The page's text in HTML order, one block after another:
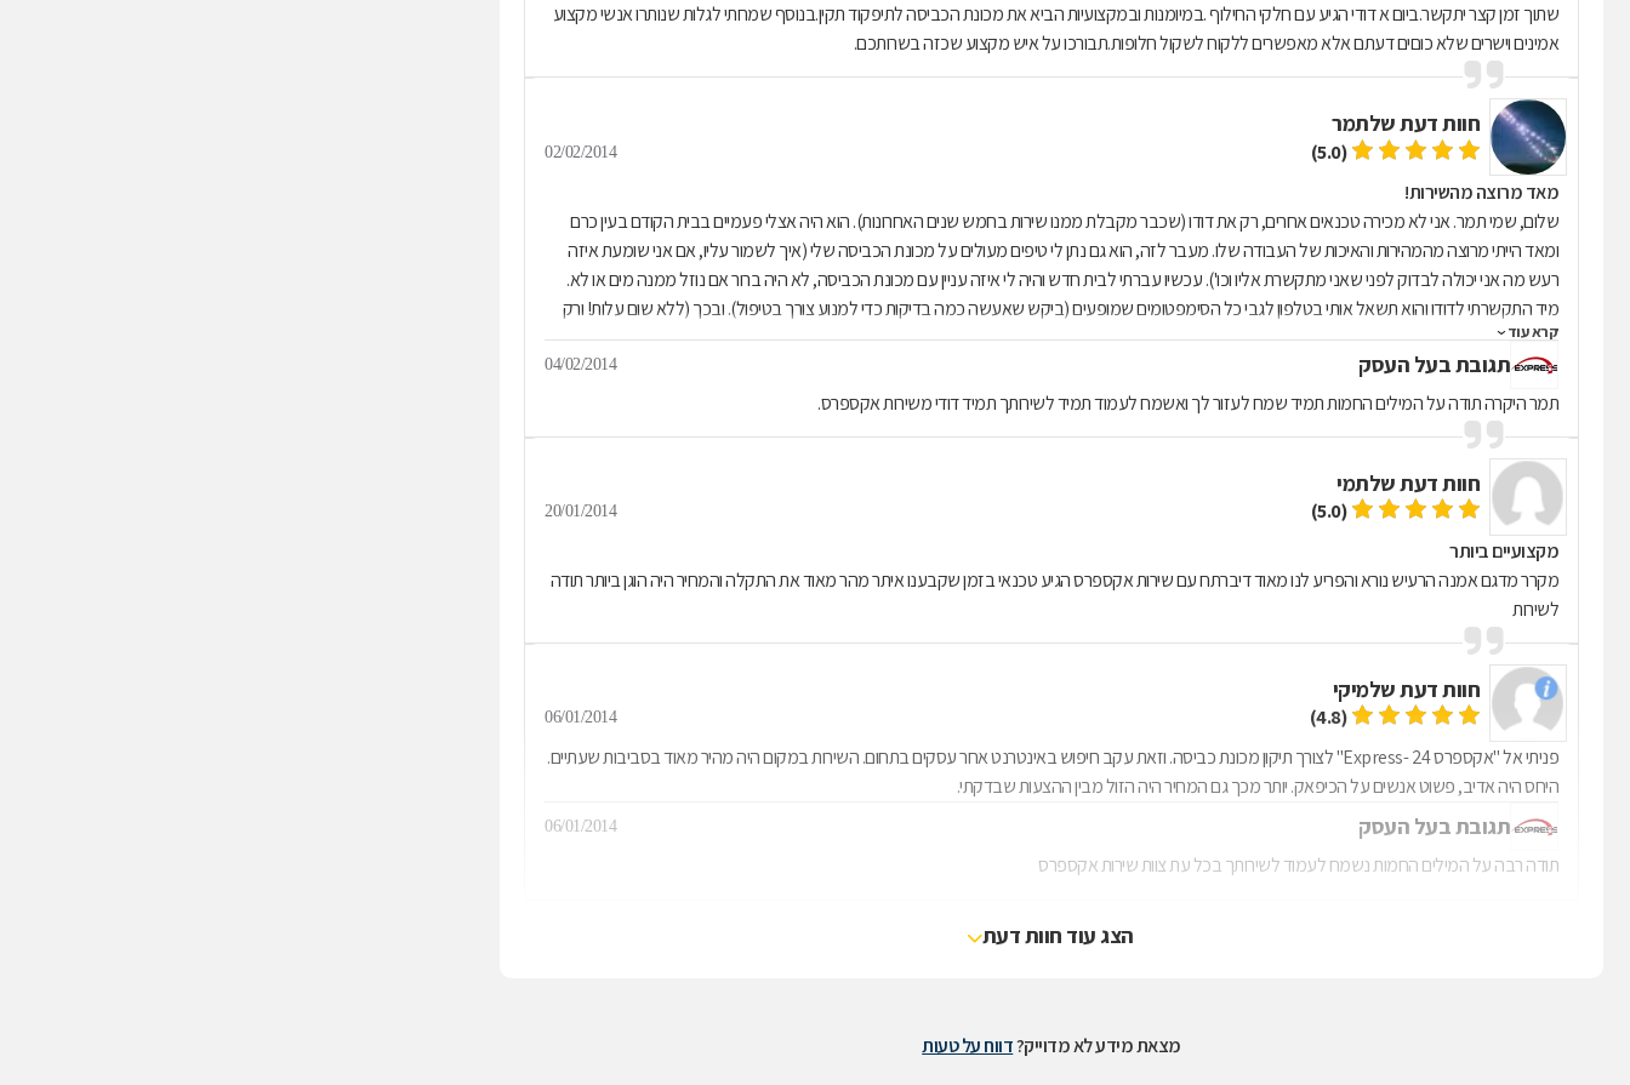
שתוך זמן קצר יתקשר.ביום א דודי הגיע עם חלקי החילוף .במיומנות ובמקצועיות הביא את מכונת הכביסה לתיפקוד תקין.בנוסף שמחתי לגלות שנותרו אנשי מקצוע
אמינים וישרים שלא כוםים דעתם אלא מאפשרים ללקוח לשקול חלופות.תבורכו על איש מקצוע שכזה בשרותכם.
חוות דעת שלתמר
(5.0)
02/02/2014
מאד מרוצה מהשירות!
שלום, שמי תמר. אני לא מכירה טכנאים אחרים, רק את דודו (שכבר מקבלת ממנו שירות בחמש שנים האחרונות). הוא היה אצלי פעמיים בבית הקודם בעין כרם
ומאד הייתי מרוצה מהמהירות והאיכות של העבודה שלו. מעבר לזה, הוא גם נתן לי טיפים מעולים על מכונת הכביסה שלי (איך לשמור עליו, אם אני שומעת איזה
רעש מה אני יכולה לבדוק לפני שאני מתקשרת אליו וכו'). עכשיו עברתי לבית חדש והיה לי איזה עניין עם מכונת הכביסה, לא היה ברור אם נוזל ממנה מים או לא.
מיד התקשרתי לדודו והוא תשאל אותי בטלפון לגבי כל הסימפטומים שמופעים (ביקש שאעשה כמה בדיקות כדי למנוע צורך בטיפול). ובכך (ללא שום עלות! ורק
רצון טוב שלו!) הוא מנע המון בלאגן, כי דרך השאלות שלו וההדרכה שלו גיליתי שבכלל אין לי בעייה במכונת הכביסה, שהייתה סתימה בצינור של הבית וזה גרם
להצפה. אני מאד מעריכה את דודו, יש לו את האמון שלי ואמשיך תמיד להתקשר אליו לכל בעייה שיש במוצרי החשמל בביתי.
קרא עוד
תגובת בעל העסק 04/02/2014
תמר היקרה תודה על המילים החמות תמיד שמח לעזור לך ואשמח לעמוד תמיד לשירותך תמיד דודי משירות אקספרס.
חוות דעת שלתמי
(5.0)
20/01/2014
מקצועיים ביותר
מקרר מדגם אמנה הרעיש נורא והפריע לנו מאוד דיברתח עם שירות אקספרס הגיע טכנאי בזמן שקבענו איתר מהר מאוד את התקלה והמחיר היה הוגן ביותר תודה
לשירות
חוות דעת שלמיקי
(4.8)
06/01/2014
פניתי אל "אקספרס 24 -Express" לצורך תיקון מכונת כביסה. וזאת עקב חיפוש באינטרנט אחר עסקים בתחום. השירות במקום היה מהיר מאוד בסביבות שעתיים.
היחס היה אדיב, פשוט אנשים על הכיפאק. יותר מכך גם המחיר היה הזול מבין ההצעות שבדקתי.
תגובת בעל העסק 06/01/2014
תודה רבה על המילים החמות נשמח לעמוד לשירותך בכל עת צוות שירות אקספרס
הצג עוד חוות דעת
מצאת מידע לא מדוייק?דווח על טעות